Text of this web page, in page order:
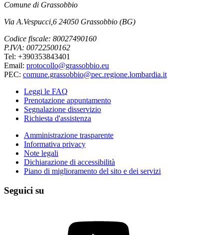
Comune di Grassobbio
Via A.Vespucci,6 24050 Grassobbio (BG)
Codice fiscale: 80027490160
P.IVA: 00722500162
Tel: +390353843401
Email: protocollo@grassobbio.eu
PEC: comune.grassobbio@pec.regione.lombardia.it
Leggi le FAQ
Prenotazione appuntamento
Segnalazione disservizio
Richiesta d'assistenza
Amministrazione trasparente
Informativa privacy
Note legali
Dichiarazione di accessibilità
Piano di miglioramento del sito e dei servizi
Seguici su